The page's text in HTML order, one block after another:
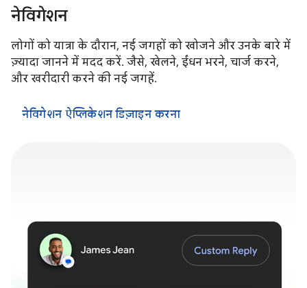
नेविगेशन
लोगों को यात्रा के दौरान, नई जगहों को खोजने और उनके बारे में
ज़्यादा जानने में मदद करें. जैसे, खेलने, ईंधन भरने, चार्ज करने,
और खरीदारी करने की नई जगहें.
नेविगेशन ऐप्लिकेशन डिज़ाइन करना